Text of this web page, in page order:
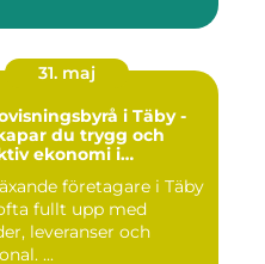
31. maj
i Täby -
du trygg och
ekonomi i
företagare i Täby
fullt upp med
leveranser och
...